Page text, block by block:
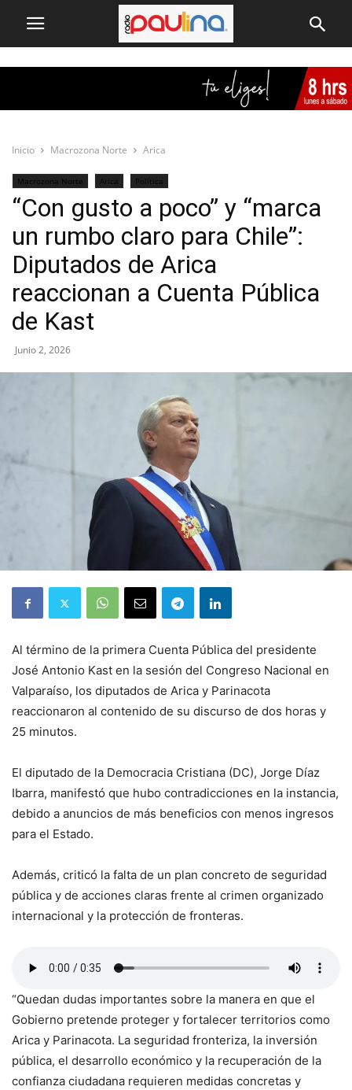
Inicio Macrozona Norte Arica
Macrozona Norte Arica Política
“Con gusto a poco” y “marca
un rumbo claro para Chile”:
Diputados de Arica
reaccionan a Cuenta Pública
de Kast
Junio 2, 2026
Al término de la primera Cuenta Pública del presidente
José Antonio Kast en la sesión del Congreso Nacional en
Valparaíso, los diputados de Arica y Parinacota
reaccionaron al contenido de su discurso de dos horas y
25 minutos.
El diputado de la Democracia Cristiana (DC), Jorge Díaz
Ibarra, manifestó que hubo contradicciones en la instancia,
debido a anuncios de más beneficios con menos ingresos
para el Estado.
Además, criticó la falta de un plan concreto de seguridad
pública y de acciones claras frente al crimen organizado
internacional y la protección de fronteras.
“Quedan dudas importantes sobre la manera en que el
Gobierno pretende proteger y fortalecer territorios como
Arica y Parinacota. La seguridad fronteriza, la inversión
pública, el desarrollo económico y la recuperación de la
confianza ciudadana requieren medidas concretas y